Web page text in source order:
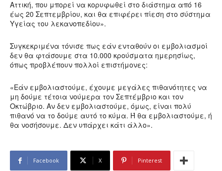
Αττική, που μπορεί να κορυφωθεί στο διάστημα από 16
έως 20 Σεπτεμβρίου, και θα επιφέρει πίεση στο σύστημα
Υγείας του λεκανοπεδίου».
Συγκεκριμένα τόνισε πως εάν ενταθούν οι εμβολιασμοί
δεν θα φτάσουμε στα 10.000 κρούσματα ημερησίως,
όπως προβλέπουν πολλοί επιστήμονες:
«Εάν εμβολιαστούμε, έχουμε μεγάλες πιθανότητες να
μη δούμε τέτοια νούμερα τον Σεπτέμβριο και τον
Οκτώβριο. Αν δεν εμβολιαστούμε, όμως, είναι πολύ
πιθανό να το δούμε αυτό το κύμα. Ή θα εμβολιαστούμε, ή
θα νοσήσουμε. Δεν υπάρχει κάτι άλλο».
Facebook X Pinterest